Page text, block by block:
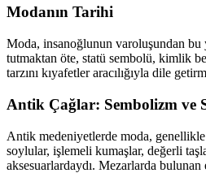
Modanın Tarihi
Moda, insanoğlunun varoluşundan bu
tutmaktan öte, statü sembolü, kimlik
tarzını kıyafetler aracılığıyla dile
Antik Çağlar: Sembolizm ve
Antik medeniyetlerde moda, genellikle
soylular, işlemeli kumaşlar, değerli
aksesuarlardaydı. Mezarlarda bulunan